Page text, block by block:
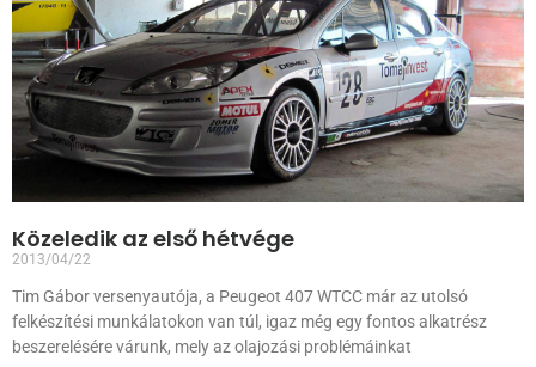
Közeledik az első hétvége
2013/04/22
Tim Gábor versenyautója, a Peugeot 407 WTCC már az utolsó
felkészítési munkálatokon van túl, igaz még egy fontos alkatrész
beszerelésére várunk, mely az olajozási problémáinkat